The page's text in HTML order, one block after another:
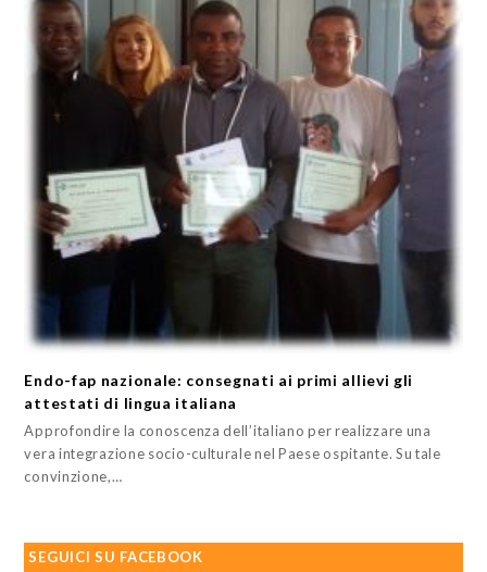
Endo-fap nazionale: consegnati ai primi allievi gli
attestati di lingua italiana
Approfondire la conoscenza dell’italiano per realizzare una
vera integrazione socio-culturale nel Paese ospitante. Su tale
convinzione,…
SEGUICI SU FACEBOOK